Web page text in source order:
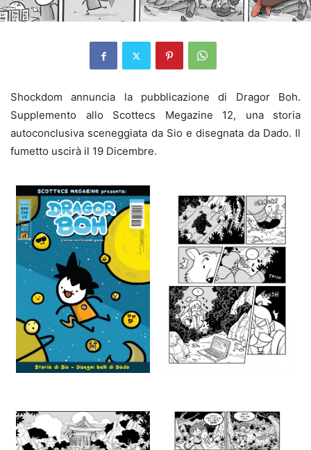
Shockdom annuncia la pubblicazione di Dragor Boh.
Supplemento allo Scottecs Megazine 12, una storia
autoconclusiva sceneggiata da Sio e disegnata da Dado. Il
fumetto uscirà il 19 Dicembre.